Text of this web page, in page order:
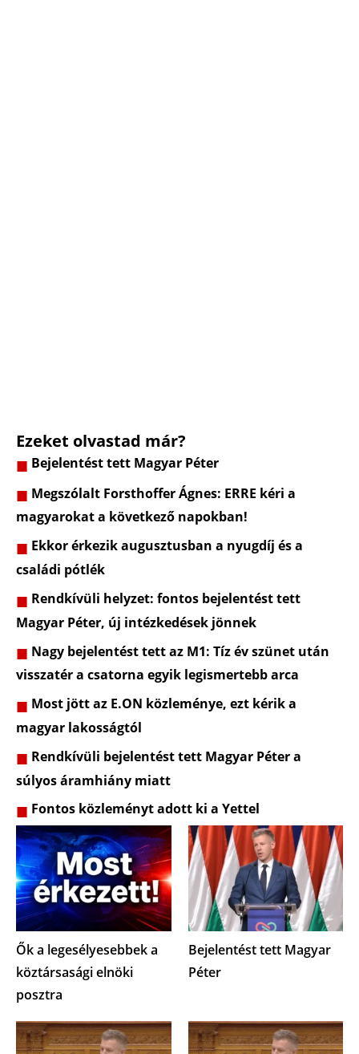
Ezeket olvastad már?
Bejelentést tett Magyar Péter
Megszólalt Forsthoffer Ágnes: ERRE kéri a
magyarokat a következő napokban!
Ekkor érkezik augusztusban a nyugdíj és a
családi pótlék
Rendkívüli helyzet: fontos bejelentést tett
Magyar Péter, új intézkedések jönnek
Nagy bejelentést tett az M1: Tíz év szünet után
visszatér a csatorna egyik legismertebb arca
Most jött az E.ON közleménye, ezt kérik a
magyar lakosságtól
Rendkívüli bejelentést tett Magyar Péter a
súlyos áramhiány miatt
Fontos közleményt adott ki a Yettel
Ők a legesélyesebbek a
köztársasági elnöki
posztra
Bejelentést tett Magyar
Péter